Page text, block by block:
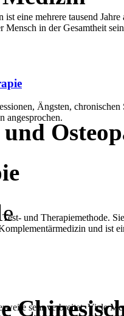
eine mehrere tausend
Mensch in der Gesamtheit
Ängsten,
angesprochen.
und Therapiemethode.
und ist
sehr verbreitet. Viele